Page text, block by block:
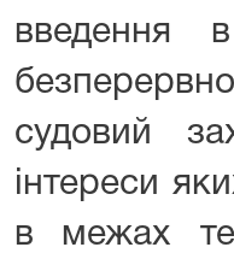
введення
судовий
інтереси
в межах